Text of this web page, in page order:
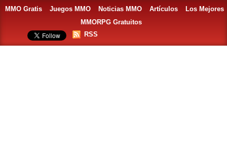
MMO Gratis Juegos MMO Noticias MMO Artículos
Los Mejores
MMORPG Gratuitos
RSS